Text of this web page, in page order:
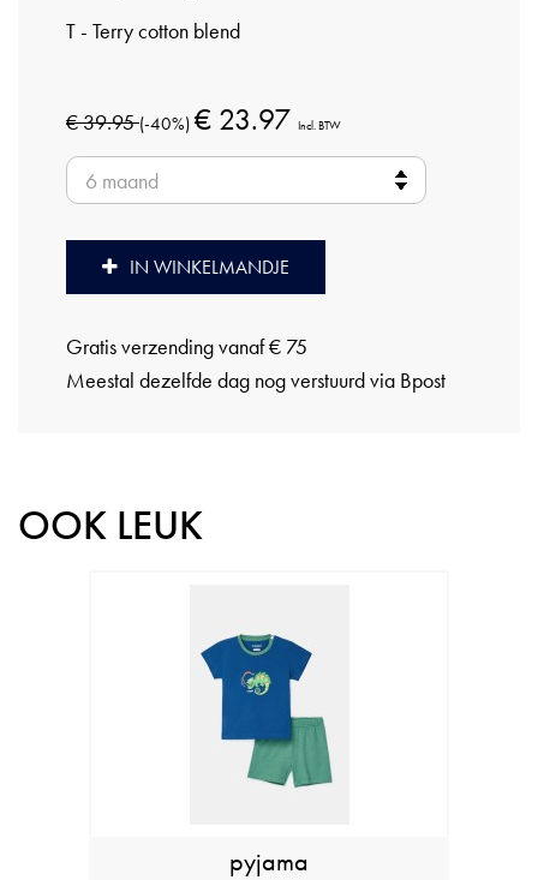
T - Terry cotton blend
€ 39.95(-40%) € 23.97 Incl. BTW
IN WINKELMANDJE
Gratis verzending vanaf € 75
Meestal dezelfde dag nog verstuurd via Bpost
OOK LEUK
pyjama